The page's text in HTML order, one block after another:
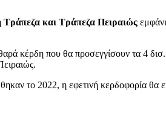
και Τράπεζα Πειραιώς
κέρδη που θα προσεγγίσουν τα 4
το 2022, η εφετινή κερδοφορία θα